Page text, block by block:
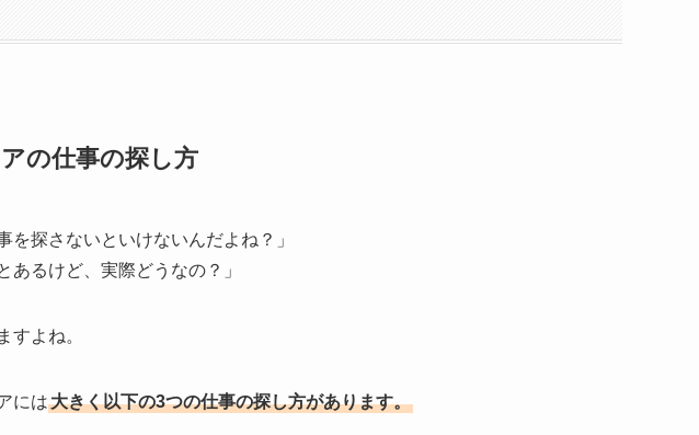
の仕事の探し方
を探さないといけないんだよね？」
あるけど、実際どうなの？」
すよね。
には大きく以下の3つの仕事の探し方があります。